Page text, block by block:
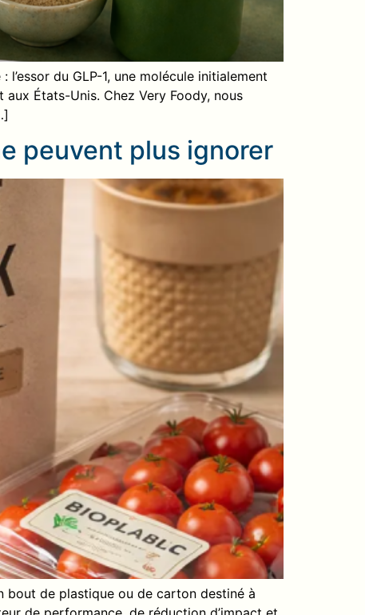
du GLP-1, une molécule initialement
États-Unis. Chez Very Foody, nous
peuvent plus ignorer
bout de plastique ou de carton destiné à